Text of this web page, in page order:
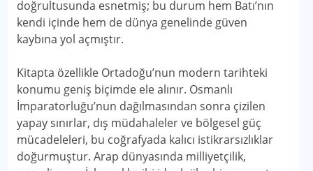
doğrultusunda esnetmiş; bu durum hem Batı’nın
kendi içinde hem de dünya genelinde güven
kaybına yol açmıştır.
Kitapta özellikle Ortadoğu’nun modern tarihteki
konumu geniş biçimde ele alınır. Osmanlı
İmparatorluğu’nun dağılmasından sonra çizilen
yapay sınırlar, dış müdahaleler ve bölgesel güç
mücadeleleri, bu coğrafyada kalıcı istikrarsızlıklar
doğurmuştur. Arap dünyasında milliyetçilik,